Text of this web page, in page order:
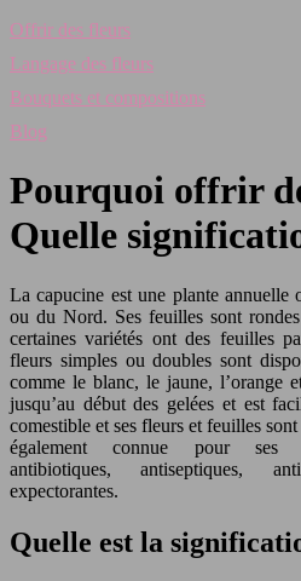
Offrir des fleurs
Langage des fleurs
Bouquets et compositions
Blog
Pourquoi offrir
Quelle
La capucine est une plante annuelle
ou du Nord. Ses feuilles sont
certaines variétés ont des feuilles
fleurs simples ou doubles sont
comme le blanc, le jaune, l’orange
jusqu’au début des gelées et est
comestible et ses fleurs et feuilles
également connue pour ses
antibiotiques, antiseptiques,
expectorantes.
Quelle est la